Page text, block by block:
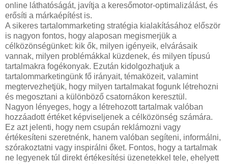
online láthatóságát, javítja a keresőmotor-optimalizálást, és
erősíti a márkaépítést is.
A sikeres tartalommarketing stratégia kialakításához először
is nagyon fontos, hogy alaposan megismerjük a
célközönségünket: kik ők, milyen igényeik, elvárásaik
vannak, milyen problémákkal küzdenek, és milyen típusú
tartalmakra fogékonyak. Ezután kidolgozhatjuk a
tartalommarketingünk fő irányait, témaközeit, valamint
megtervezhetjük, hogy milyen tartalmakat fogunk létrehozni
és megosztani a különböző csatornákon keresztül.
Nagyon lényeges, hogy a létrehozott tartalmak valóban
hozzáadott értéket képviseljenek a célközönség számára.
Ez azt jelenti, hogy nem csupán reklámozni vagy
értékesíteni szeretnénk, hanem valóban segíteni, informálni,
szórakoztatni vagy inspirálni őket. Fontos, hogy a tartalmak
ne legyenek túl direkt értékesítési üzenetekkel tele, ehelyett